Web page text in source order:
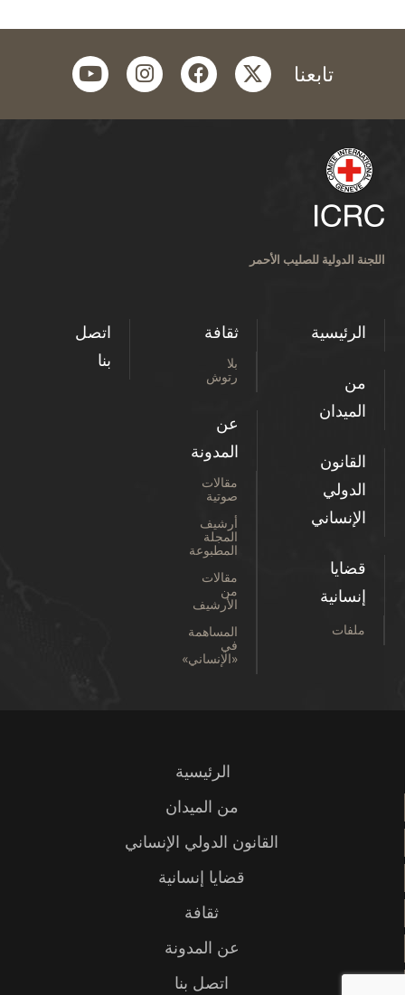
تابعنا twitter
facebook
instagram
youtube
اللجنة الدولية للصليب الأحمر
الرئيسية
من
الميدان
القانون
الدولي
الإنساني
قضايا
إنسانية
ملفات
ثقافة
بلا
رتوش
عن
المدونة
مقالات
صوتية
أرشيف
المجلة
المطبوعة
مقالات
من
الأرشيف
المساهمة
في
«الإنساني»
اتصل
بنا
الرئيسية
من الميدان
القانون الدولي الإنساني
قضايا إنسانية
ثقافة
عن المدونة
اتصل بنا